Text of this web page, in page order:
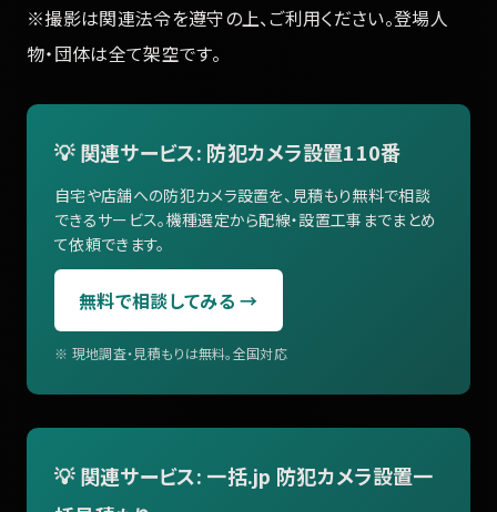
※撮影は関連法令を遵守の上、ご利用ください。登場人
物・団体は全て架空です。
💡 関連サービス: 防犯カメラ設置110番
自宅や店舗への防犯カメラ設置を、見積もり無料で相談
できるサービス。機種選定から配線・設置工事までまとめ
て依頼できます。
無料で相談してみる →
※ 現地調査・見積もりは無料。全国対応
💡 関連サービス: 一括.jp 防犯カメラ設置一